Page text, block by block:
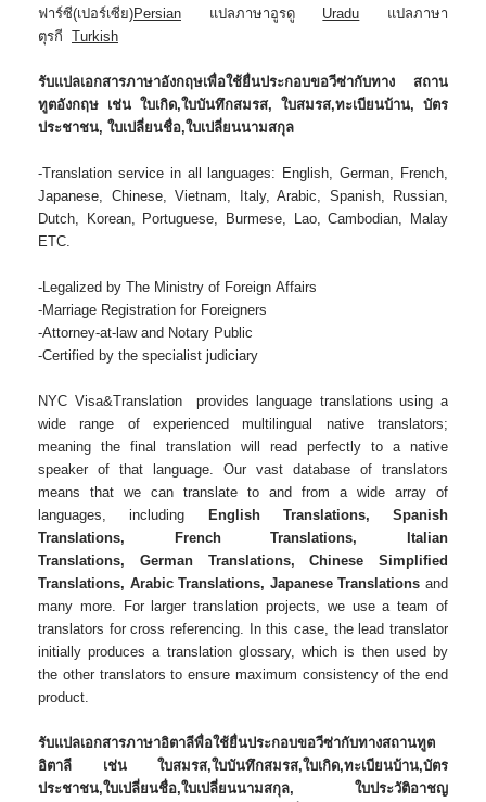
ฟาร์ซี(เปอร์เซีย)Persian แปลภาษาอูรดู Uradu แปลภาษา
ตุรกี Turkish
รับแปลเอกสารภาษาอังกฤษเพื่อใช้ยื่นประกอบขอวีซ่ากับทาง สถาน
ทูตอังกฤษ เช่น ใบเกิด,ใบบันทึกสมรส, ใบสมรส,ทะเบียนบ้าน, บัตร
ประชาชน, ใบเปลี่ยนชื่อ,ใบเปลี่ยนนามสกุล
-Translation service in all languages: English, German, French,
Japanese, Chinese, Vietnam, Italy, Arabic, Spanish, Russian,
Dutch, Korean, Portuguese, Burmese, Lao, Cambodian, Malay
ETC.
-Legalized by The Ministry of Foreign Affairs
-Marriage Registration for Foreigners
-Attorney-at-law and Notary Public
-Certified by the specialist judiciary
NYC Visa&Translation provides language translations using a
wide range of experienced multilingual native translators;
meaning the final translation will read perfectly to a native
speaker of that language. Our vast database of translators
means that we can translate to and from a wide array of
languages, including
English Translations, Spanish
Translations, French Translations, Italian
Translations, German Translations, Chinese Simplified
Translations, Arabic Translations, Japanese Translations and
many more. For larger translation projects, we use a team of
translators for cross referencing. In this case, the lead translator
initially produces a translation glossary, which is then used by
the other translators to ensure maximum consistency of the end
product.
รับแปลเอกสารภาษาอิตาลีพื่อใช้ยื่นประกอบขอวีซ่ากับทางสถานทูต
อิตาลี เช่น ใบสมรส,ใบบันทึกสมรส,ใบเกิด,ทะเบียนบ้าน,บัตร
ประชาชน,ใบเปลี่ยนชื่อ,ใบเปลี่ยนนามสกุล, ใบประวัติอาชญ